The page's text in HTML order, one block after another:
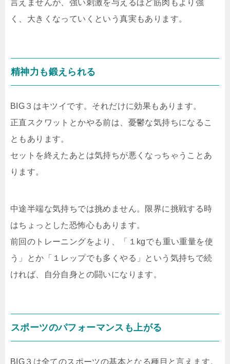
言えませんが、強い刺激を与えるほど筋肉もより強
く、大きくなっていくという真実もあります。
精神力も鍛えられる
BIG３はキツイです。それだけに効果もあります。
正直スクワットとかやる前は、憂鬱な気持ちになるこ
ともあります。
セットを終えたあとは気持ちが悪くなっちゃうことあ
ります。
中途半端な気持ちでは挑めません。限界に挑戦する時
はちょっとした恐怖心もあります。
前回のトレーニングをより、「１kgでも重い重量を使
う」とか「１レップでも多くやる」という気持ちで続
ければ、自分自身との闘いになります。
スポーツのパフォーマンスも上がる
BIG３は全てのスポーツの基本となる種目と言えます。